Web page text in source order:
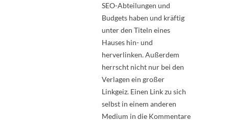
SEO-Abteilungen und
Budgets haben und kräftig
unter den Titeln eines
Hauses hin- und
herverlinken. Außerdem
herrscht nicht nur bei den
Verlagen ein großer
Linkgeiz. Einen Link zu sich
selbst in einem anderen
Medium in die Kommentare